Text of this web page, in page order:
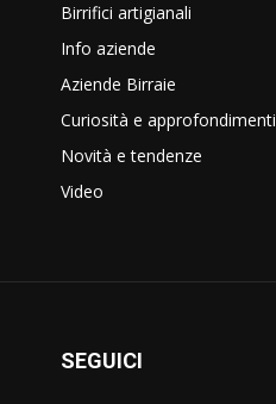
Birrifici artigianali
Info aziende
Aziende Birraie
Curiosità e approfondimenti
Novità e tendenze
Video
SEGUICI